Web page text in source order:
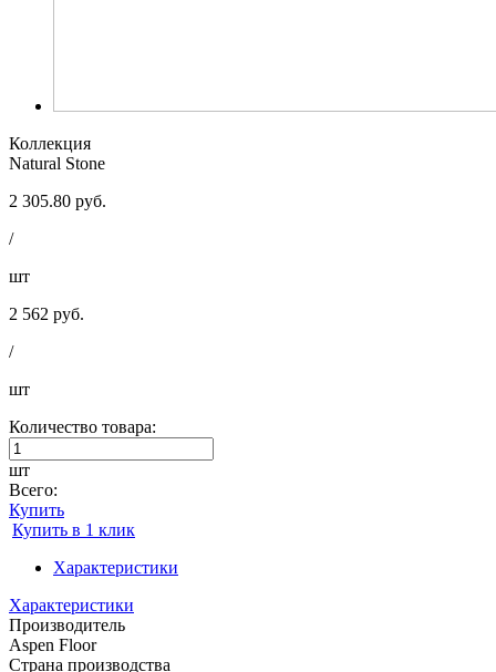
Коллекция
Natural Stone
2 305.80 руб.
/
шт
2 562 руб.
/
шт
Количество товара:
шт
Всего:
Купить
Купить в 1 клик
Характеристики
Характеристики
Производитель
Aspen Floor
Страна производства